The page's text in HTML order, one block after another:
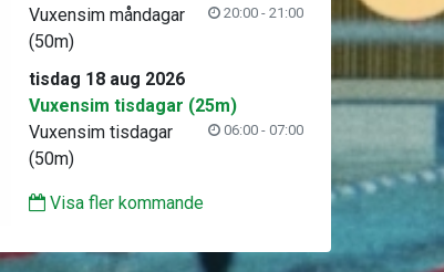
20:00 - 21:00
Vuxensim måndagar
(50m)
tisdag 18 aug 2026
Vuxensim tisdagar (25m)
06:00 - 07:00
Vuxensim tisdagar
(50m)
Visa fler kommande